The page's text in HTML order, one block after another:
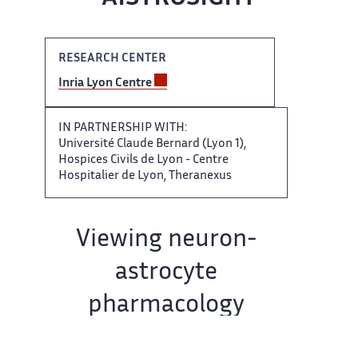
RESEARCH CENTER
Inria​​​‌ Lyon Centre
IN PARTNERSHIP ‌ WITH:
Université Claude Bernard ‌​‌ (Lyon 1),
Hospices Civils ​​ de Lyon - Centre​​​‌
Hospitalier de Lyon, Theranexus ‌
Team name:Viewing neuron-
astrocyte ‌​‌
pharmacology